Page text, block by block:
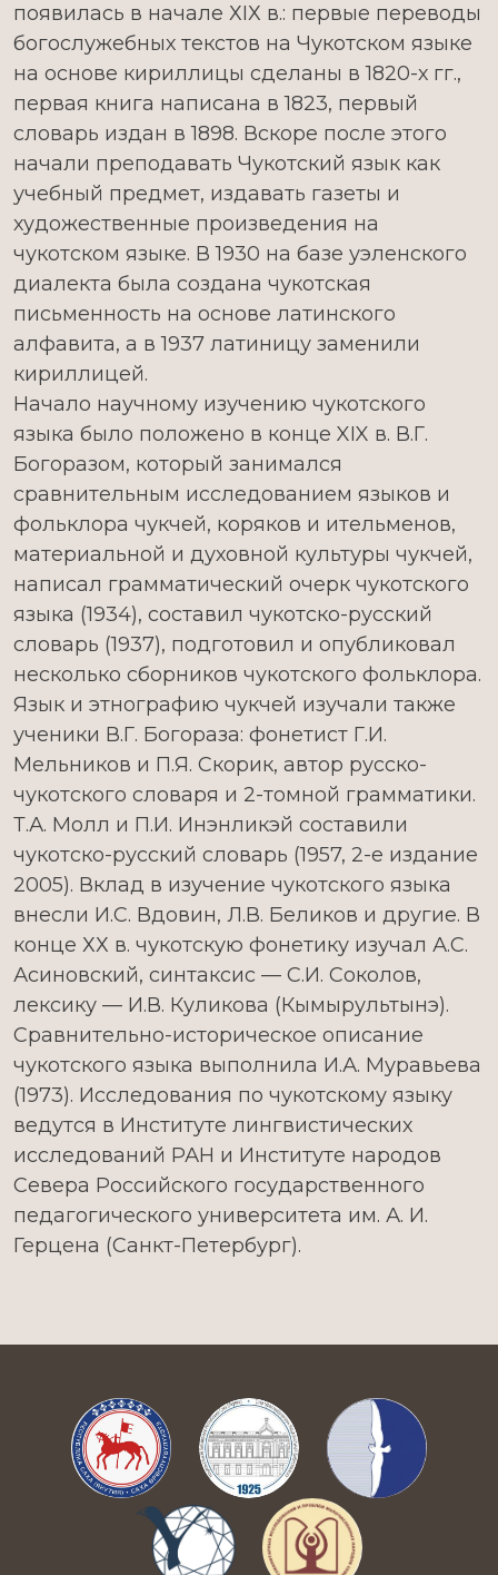
появилась в начале ХIХ в.: первые переводы
богослужебных текстов на Чукотском языке
на основе кириллицы сделаны в 1820-х гг.,
первая книга написана в 1823, первый
словарь издан в 1898. Вскоре после этого
начали преподавать Чукотский язык как
учебный предмет, издавать газеты и
художественные произведения на
чукотском языке. В 1930 на базе уэленского
диалекта была создана чукотская
письменность на основе латинского
алфавита, а в 1937 латиницу заменили
кириллицей.
Начало научному изучению чукотского
языка было положено в конце XIX в. В.Г.
Богоразом, который занимался
сравнительным исследованием языков и
фольклора чукчей, коряков и ительменов,
материальной и духовной культуры чукчей,
написал грамматический очерк чукотского
языка (1934), составил чукотско-русский
словарь (1937), подготовил и опубликовал
несколько сборников чукотского фольклора.
Язык и этнографию чукчей изучали также
ученики В.Г. Богораза: фонетист Г.И.
Мельников и П.Я. Скорик, автор русско-
чукотского словаря и 2-томной грамматики.
Т.А. Молл и П.И. Инэнликэй составили
чукотско-русский словарь (1957, 2-е издание
2005). Вклад в изучение чукотского языка
внесли И.С. Вдовин, Л.В. Беликов и другие. В
конце ХХ в. чукотскую фонетику изучал А.С.
Асиновский, синтаксис — С.И. Соколов,
лексику — И.В. Куликова (Кымырультынэ).
Сравнительно-историческое описание
чукотского языка выполнила И.А. Муравьева
(1973). Исследования по чукотскому языку
ведутся в Институте лингвистических
исследований РАН и Институте народов
Севера Российского государственного
педагогического университета им. А. И.
Герцена (Санкт-Петербург).